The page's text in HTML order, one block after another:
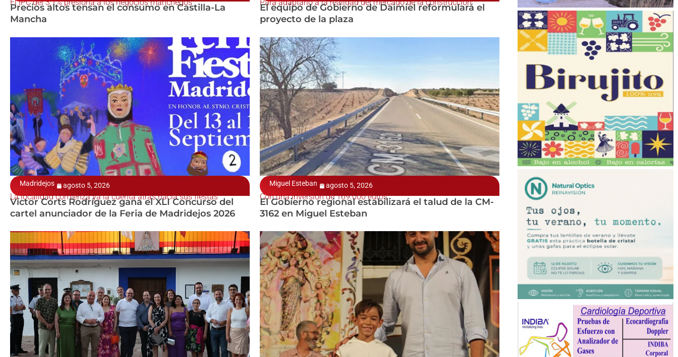
El IPC del 3,1% presiona a los negocios manchegos
Precios altos tensan el consumo en Castilla-La
Mancha
Para adaptarlo a la realidad del mercado de la construcción
El equipo de Gobierno de Daimiel reformulará el
proyecto de la plaza
Madridejos agosto 5, 2026
La localidad comienza ya la cuenta atrás hacia sus fiestas
Víctor Corts Rodríguez gana el XLI Concurso del
cartel anunciador de la Feria de Madridejos 2026
Miguel Esteban agosto 5, 2026
Con una inversión de 169.000 euros
El Gobierno regional estabilizará el talud de la CM-
3162 en Miguel Esteban